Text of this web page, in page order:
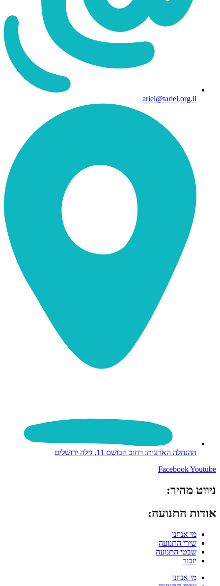
ariel@tariel.org.il
ההנהלה הארצית: רחוב הבושם 11, גילה ירושלים
FacebookYoutube
ניווט מהיר:
אודות התנועה:
מי אנחנו
שירי התנועה
שבטי התנועה
יזכור
מי אנחנו